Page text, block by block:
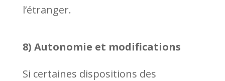
l’étranger.
8) Autonomie et modifications
Si certaines dispositions des